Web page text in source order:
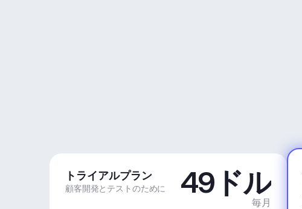
トライアルプラン
顧客開発とテストのために 49ドル
毎月